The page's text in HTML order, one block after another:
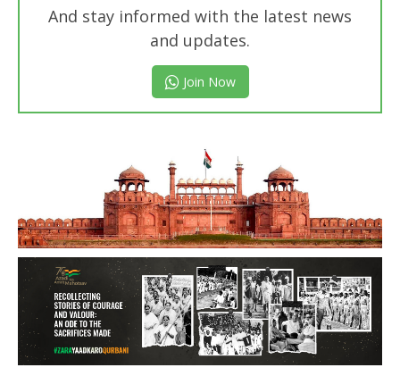
And stay informed with the latest news
and updates.
Join Now